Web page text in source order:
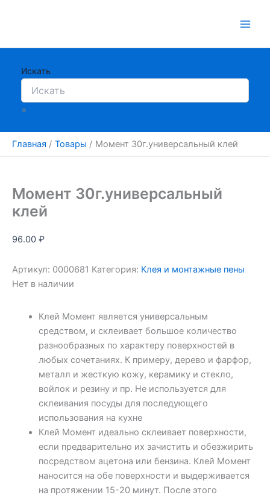
Искать
×
Главная Товары Момент 30г.универсальный клей
Момент 30г.универсальный
клей
96.00 ₽
Артикул: 0000681 Категория: Клея и монтажные пены
Нет в наличии
Клей Момент является универсальным
средством, и склеивает большое количество
разнообразных по характеру поверхностей в
любых сочетаниях. К примеру, дерево и фарфор,
металл и жесткую кожу, керамику и стекло,
войлок и резину и пр. Не используется для
склеивания посуды для последующего
использования на кухне
Клей Момент идеально склеивает поверхности,
если предварительно их зачистить и обезжирить
посредством ацетона или бензина. Клей Момент
наносится на обе поверхности и выдерживается
на протяжении 15-20 минут. После этого